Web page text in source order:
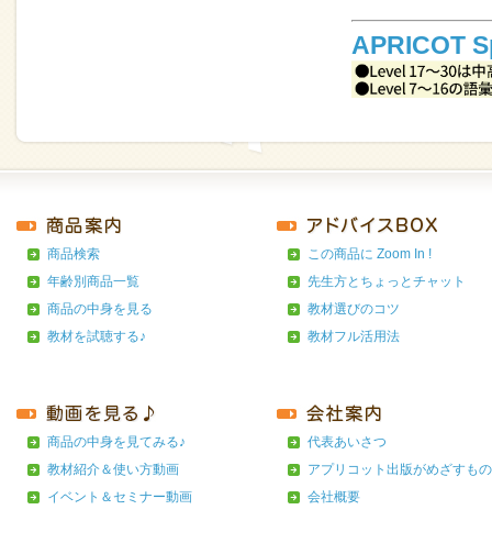
APRICOT
商品検索
年齢別商品一覧
商品の中身を見る
教材を試聴する♪
この商品に Zoom In !
先生方とちょっとチャット
教材選びのコツ
教材フル活用法
商品の中身を見てみる♪
教材紹介＆使い方動画
イベント＆セミナー動画
代表あいさつ
アプリコット出版がめざすもの
会社概要